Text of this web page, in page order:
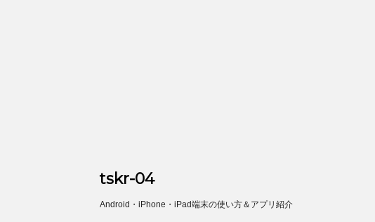
tskr-04
Android・iPhone・iPad端末の使い方＆アプリ紹介